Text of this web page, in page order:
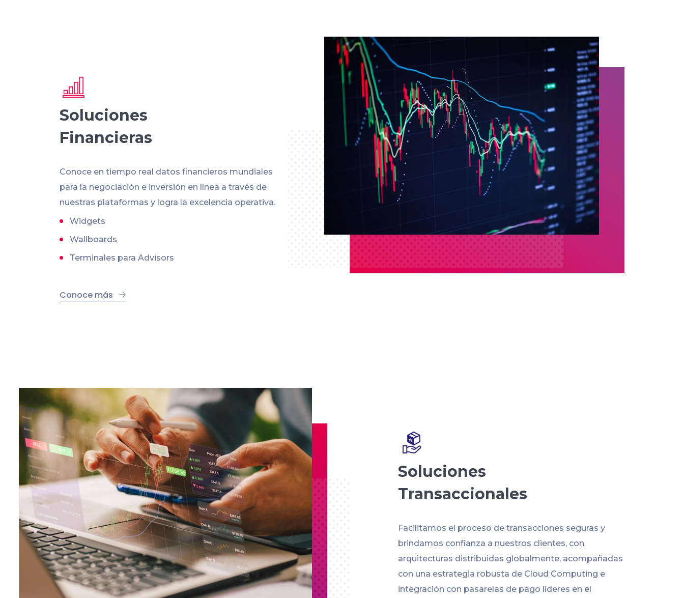
Soluciones
Financieras
Conoce en tiempo real datos financieros mundiales
para la negociación e inversión en línea a través de
nuestras plataformas y logra la excelencia operativa.
Widgets
Wallboards
Terminales para Advisors
Conoce más
Soluciones
Transaccionales
Facilitamos el proceso de transacciones seguras y
brindamos confianza a nuestros clientes, con
arquitecturas distribuidas globalmente, acompañadas
con una estrategia robusta de Cloud Computing e
integración con pasarelas de pago líderes en el